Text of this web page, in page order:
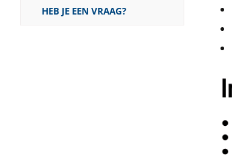
HEB JE EEN VRAAG?